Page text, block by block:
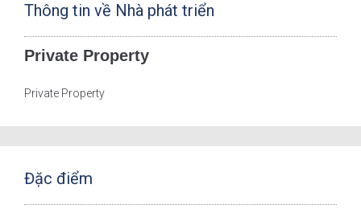
Thông tin về Nhà phát triển
Private Property
Private Property
Đặc điểm